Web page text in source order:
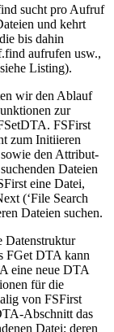
sucht pro Aufruf
und kehrt
bis dahin
aufrufen usw.,
Listing).
wir den Ablauf
zur
FSFirst
zum Initiieren
den Attribut-
Dateien
eine Datei,
(‘File Search
Dateien suchen.
Datenstruktur
FGet DTA kann
eine neue DTA
für die
von FSFirst
Abschnitt das
Datei; deren